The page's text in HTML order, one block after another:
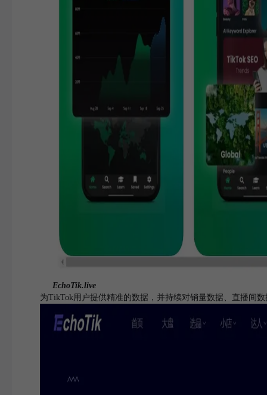
EchoTik.live
为TikTok用户提供精准的数据，并持续对销量数据、直播间